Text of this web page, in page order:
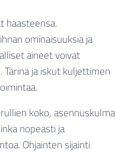
haasteensa.
ominaisuuksia ja
aineet voivat
ja iskut kuljettimen
koko, asennuskulma
nopeasti ja
Ohjainten sijainti